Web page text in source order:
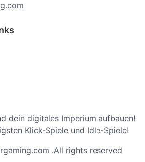
dein digitales Imperium aufbauen!
Klick-Spiele und Idle-Spiele!
.All rights reserved